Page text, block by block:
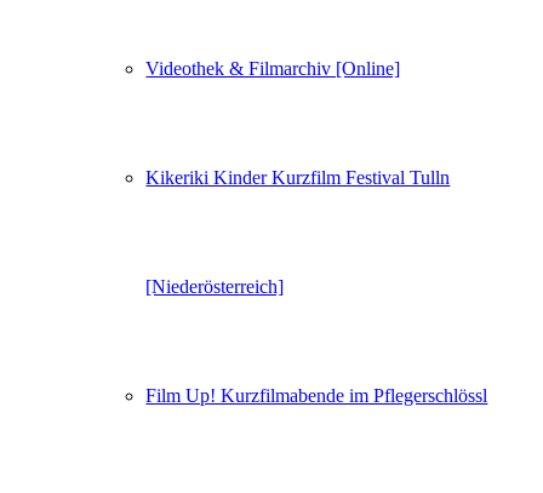
Videothek & Filmarchiv [Online]
Kikeriki Kinder Kurzfilm Festival Tulln
[Niederösterreich]
Film Up! Kurzfilmabende im Pflegerschlössl